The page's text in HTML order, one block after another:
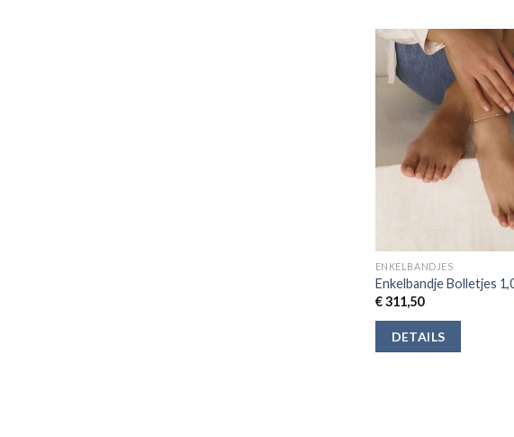
ENKELBANDJES
Enkelbandje Bolletjes
€311,50
DETAILS